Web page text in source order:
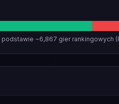
podstawie ~6,867 gier rankingowych